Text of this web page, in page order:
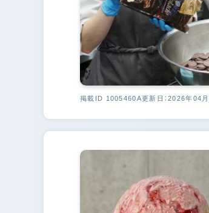
掲載ID 1005460A更新日：2026年04